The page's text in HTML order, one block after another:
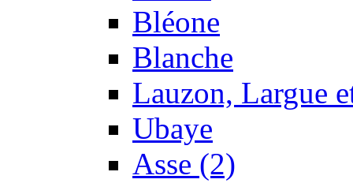
Bléone
Blanche
Lauzon, Largue
Ubaye
Asse (2)